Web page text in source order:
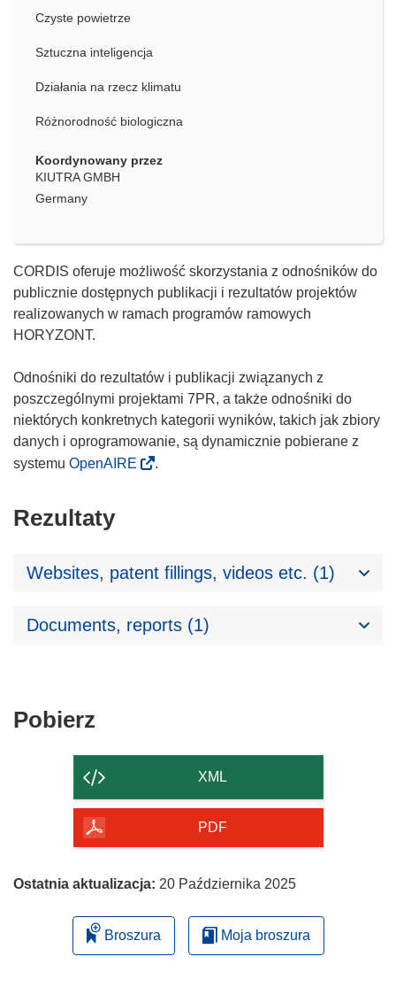
Czyste powietrze
Sztuczna inteligencja
Działania na rzecz klimatu
Różnorodność biologiczna
Koordynowany przez
KIUTRA GMBH
Germany
CORDIS oferuje możliwość skorzystania z odnośników do
publicznie dostępnych publikacji i rezultatów projektów
realizowanych w ramach programów ramowych
HORYZONT.
Odnośniki do rezultatów i publikacji związanych z
poszczególnymi projektami 7PR, a także odnośniki do
niektórych konkretnych kategorii wyników, takich jak zbiory
danych i oprogramowanie, są dynamicznie pobierane z
systemu OpenAIRE .
Rezultaty
Websites, patent fillings, videos etc. (1)
Documents, reports (1)
Pobierz
strony
XML
PDF
Ostatnia aktualizacja: 20 Października 2025
Broszura Moja broszura